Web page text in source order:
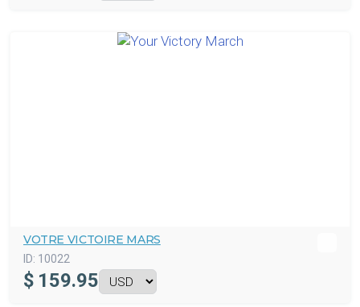
VOTRE VICTOIRE MARS
ID: 10022
$ 159.95